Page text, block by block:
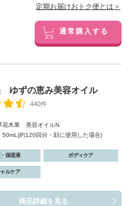
定期お届けおトク便とは＞
通常購入する
ゆずの恵み美容オイル
440件
木果 美容オイルN
約120回分・顔に使用した場合)
保湿液 ボディケア
ルケア
商品詳細を見る